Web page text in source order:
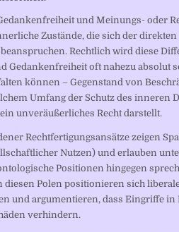
und Meinungs- oder
Zustände, die sich der
Rechtlich wird diese
Gedankenfreiheit oft nahezu absolut
können – Gegenstand von
Umfang der Schutz des
unveräußerliches Recht darstellt.
Rechtfertigungsansätze zeigen
Nutzen) und erlauben
Positionen hingegen
diesen Polen positionieren sich
und argumentieren, dass Eingriffe
verhindern.